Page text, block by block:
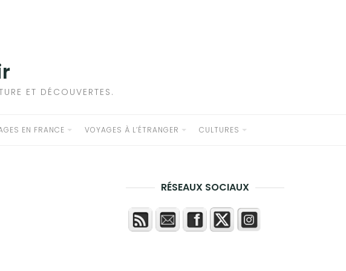
ET DÉCOUVERTES.
EN FRANCE VOYAGES À L’ÉTRANGER CULTURES
RÉSEAUX SOCIAUX